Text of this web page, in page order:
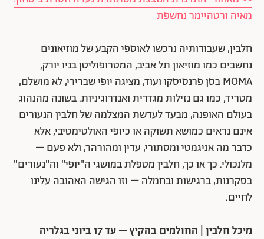
מאיה ורטהיימר נחשפת
חלבין, שעבודותיה נרכשו לאוספי הקבע של מוזיאונים
נחשבים כמו מוזיאון תל אביב, המטרופוליטן בניו יורק,
MOMA בסן פרנסיסקו ועוד, מציגה יופי שברירי, לא מושלם,
מטריד, כמו גם נזילות מגדרית ואנדרוגיניות. בשונה מהנהוג
בעולם האופנה, מבעד לעדשת המצלמה של חלבין הנעורים
אינם נראים כמושא תשוקה או כיופי האולטימטיבי, אלא
כדבר מה אניגמטי ומסתורי, עדין ומהורהר, ולא פעם –
מלנכולי. כך או כך, חלבין מטפלת במושגי ה"יופי" וה"נעורים"
בסקרנות, ברגישות ובחמלה – וזו הגישה האהובה עלינו
לחיים.
מיכל חלבין | החולמים בהקיץ – עד 17 ביוני בגלריה